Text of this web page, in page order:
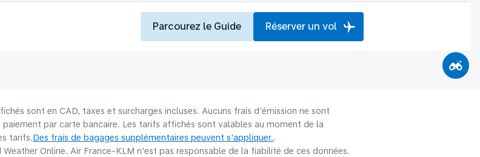
Parcourez le Guide Réserver un vol
sont en CAD, taxes et surcharges incluses. Aucuns frais d'émission ne sont
par carte bancaire. Les tarifs affichés sont valables au moment de la
tarifs.Des frais de bagages supplémentaires peuvent s'appliquer..
Online. Air France-KLM n'est pas responsable de la fiabilité de ces données.